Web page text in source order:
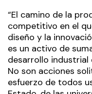
“El camino de la
competitivo en el
diseño y la
es un activo de
desarrollo
No son acciones
esfuerzo de todos